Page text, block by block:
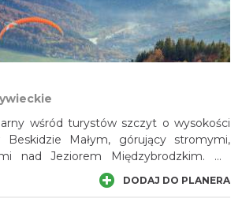
Wysokiej jakości lampy zapewniają
np. do rozgrywania zawodów nawet
wśród turystów szczyt o wysokości
Małym, górujący stromymi,
nad Jeziorem Międzybrodzkim. Na
wierzchołku góry znajduje się
częścią kompleksu elektrowni
DODAJ DO PLANERA